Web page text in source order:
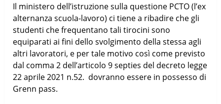
Il ministero dell’istruzione sulla questione PCTO (l’ex
alternanza scuola-lavoro) ci tiene a ribadire che gli
studenti che frequentano tali tirocini sono
equiparati ai fini dello svolgimento della stessa agli
altri lavoratori, e per tale motivo così come previsto
dal comma 2 dell’articolo 9 septies del decreto legge
22 aprile 2021 n.52. dovranno essere in possesso di
Grenn pass.